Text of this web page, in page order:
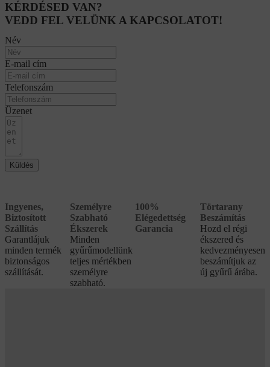
KÉRDÉSED VAN?
VEDD FEL VELÜNK A KAPCSOLATOT!
Név
E-mail cím
Telefonszám
Üzenet
Küldés
Ingyenes,
Biztosított
Szállítás
Garantlájuk
minden termék
biztonságos
szállítását.
Személyre
Szabható
Ékszerek
Minden
gyűrűmodellünk
teljes mértékben
személyre
szabható.
100%
Elégedettség
Garancia
Törtarany
Beszámítás
Hozd el régi
ékszered és
kedvezményesen
beszámítjuk az
új gyűrű árába.